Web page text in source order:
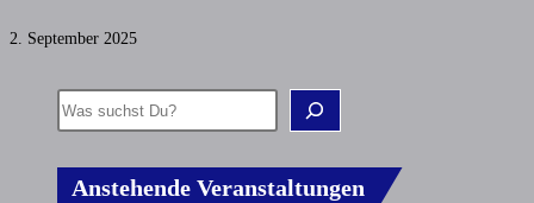
2. September 2025
Anstehende Veranstaltungen